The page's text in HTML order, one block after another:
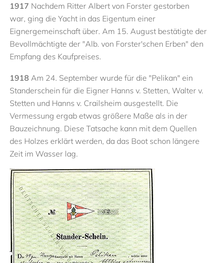
1917 Nachdem Ritter Albert von Forster gestorben
war, ging die Yacht in das Eigentum einer
Eignergemeinschaft über. Am 15. August bestätigte der
Bevollmächtigte der "Alb. von Forster'schen Erben" den
Empfang des Kaufpreises.
1918 Am 24. September wurde für die "Pelikan" ein
Standerschein für die Eigner Hanns v. Stetten, Walter v.
Stetten und Hanns v. Crailsheim ausgestellt. Die
Vermessung ergab etwas größere Maße als in der
Bauzeichnung. Diese Tatsache kann mit dem Quellen
des Holzes erklärt werden, da das Boot schon längere
Zeit im Wasser lag.